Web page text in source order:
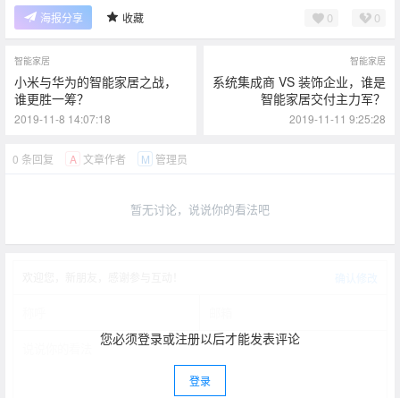
海报分享 收藏 0 0
智能家居
小米与华为的智能家居之战，
谁更胜一筹？
2019-11-8 14:07:18
智能家居
系统集成商 VS 装饰企业，谁是
智能家居交付主力军？
2019-11-11 9:25:28
0 条回复 A 文章作者 M 管理员
暂无讨论，说说你的看法吧
您必须登录或注册以后才能发表评论
登录